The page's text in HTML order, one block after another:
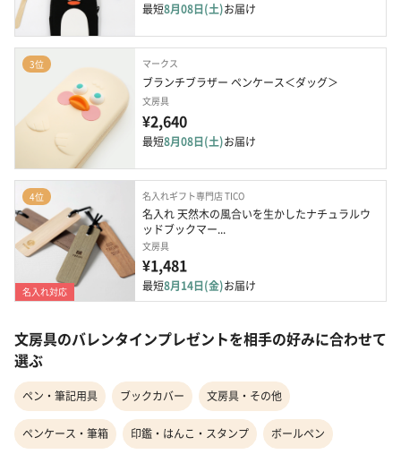
最短8月08日(土)お届け
3位 マークス
ブランチブラザー ペンケース＜ダッグ＞
文房具
¥2,640
最短8月08日(土)お届け
4位
名入れ対応
名入れギフト専門店 TICO
名入れ 天然木の風合いを生かしたナチュラルウ
ッドブックマー...
文房具
¥1,481
最短8月14日(金)お届け
文房具のバレンタインプレゼントを相手の好みに合わせて
選ぶ
ペン・筆記用具 ブックカバー 文房具・その他
ペンケース・筆箱 印鑑・はんこ・スタンプ ボールペン